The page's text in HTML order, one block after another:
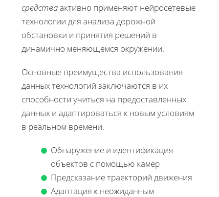
средстваактивно применяют нейросетевые
технологии для анализа дорожной
обстановки и принятия решений в
динамично меняющемся окружении.
Основные преимущества использования
данных технологий заключаются в их
способности учиться на предоставленных
данных и адаптироваться к новым условиям
в реальном времени.
Обнаружение и идентификация
объектов с помощью камер
Предсказание траекторий движения
Адаптация к неожиданным